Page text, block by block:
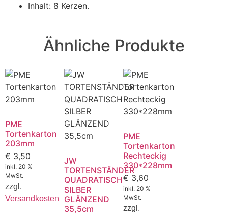
Inhalt: 8 Kerzen.
Ähnliche Produkte
PME
Tortenkarton
203mm
€ 3,50
inkl. 20 %
MwSt.
zzgl.
Versandkosten
JW
TORTENSTÄNDER
QUADRATISCH
SILBER
GLÄNZEND
35,5cm
PME
Tortenkarton
Rechteckig
330*228mm
€ 3,60
inkl. 20 %
MwSt.
zzgl.